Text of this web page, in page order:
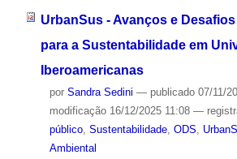
UrbanSus - Avanços e
para a Sustentabilidade em
Iberoamericanas
por Sandra Sedini — publicado07/11/
modificação16/12/2025 11:08 —
público, Sustentabilidade, ODS,
Ambiental